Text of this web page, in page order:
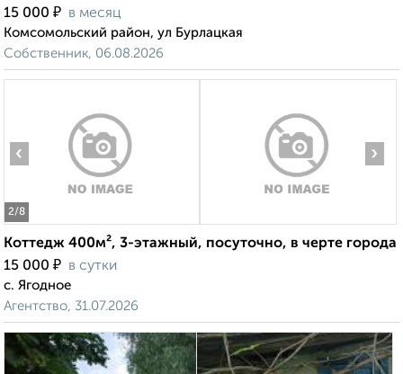
15 000 ₽ в месяц
Комсомольский район, ул Бурлацкая
Собственник, 06.08.2026
2/8
‹ ›
Коттедж 400м², 3-этажный, посуточно, в черте города
15 000 ₽ в сутки
с. Ягодное
Агентство, 31.07.2026